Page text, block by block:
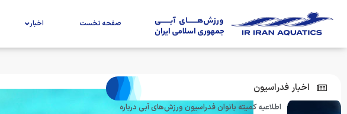
صفحه نخست اخبار
اخبار فدراسیون
اطلاعیه کمیته بانوان فدراسیون ورزش‌های آبی درباره